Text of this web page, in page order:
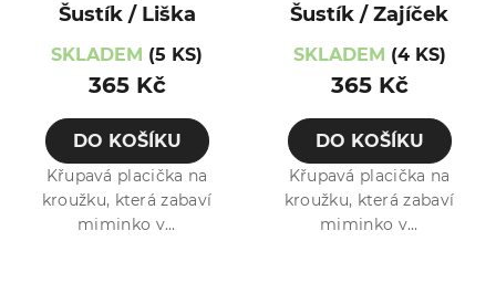
Šustík / Liška
SKLADEM (5 KS)
365 Kč
DO KOŠÍKU
Křupavá placička na
kroužku, která zabaví
miminko v...
Šustík / Zajíček
SKLADEM (4 KS)
365 Kč
DO KOŠÍKU
Křupavá placička na
kroužku, která zabaví
miminko v...